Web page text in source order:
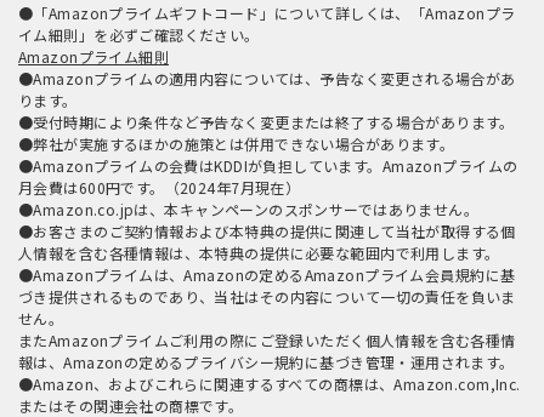
●「Amazonプライムギフトコード」について詳しくは、「Amazonプラ
イム細則」を必ずご確認ください。
Amazonプライム細則
●Amazonプライムの適用内容については、予告なく変更される場合があ
ります。
●受付時期により条件など予告なく変更または終了する場合があります。
●弊社が実施するほかの施策とは併用できない場合があります。
●Amazonプライムの会費はKDDIが負担しています。Amazonプライムの
月会費は600円です。（2024年7月現在）
●Amazon.co.jpは、本キャンペーンのスポンサーではありません。
●お客さまのご契約情報および本特典の提供に関連して当社が取得する個
人情報を含む各種情報は、本特典の提供に必要な範囲内で利用します。
●Amazonプライムは、Amazonの定めるAmazonプライム会員規約に基
づき提供されるものであり、当社はその内容について一切の責任を負いま
せん。
またAmazonプライムご利用の際にご登録いただく個人情報を含む各種情
報は、Amazonの定めるプライバシー規約に基づき管理・運用されます。
●Amazon、およびこれらに関連するすべての商標は、Amazon.com,Inc.
またはその関連会社の商標です。